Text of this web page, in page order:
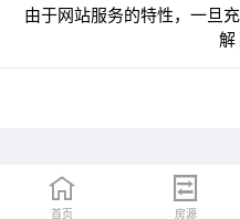
由于网站服务的特性，一旦
解
首页 房源